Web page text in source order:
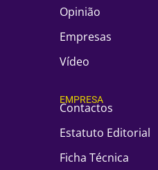
Opinião
Empresas
Vídeo
EMPRESA
Contactos
Estatuto Editorial
Ficha Técnica